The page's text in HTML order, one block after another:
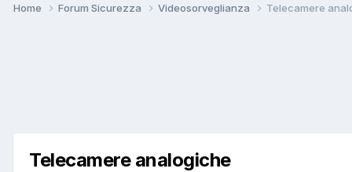
Home Forum Sicurezza Videosorveglianza Telecamere
Telecamere analogiche